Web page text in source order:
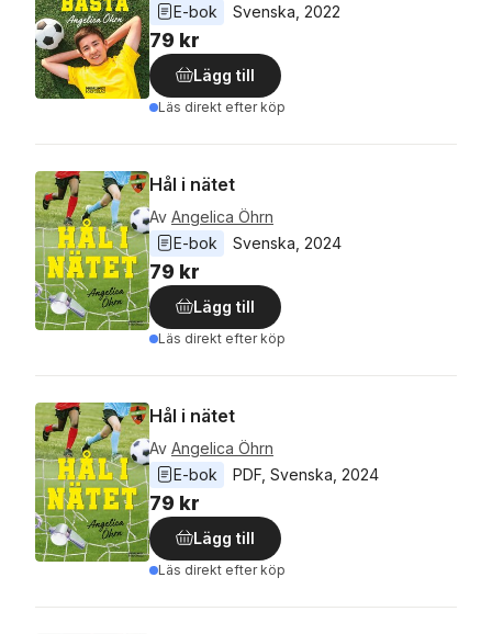
E-bok
Svenska 2022
79 kr
Lägg till
Läs direkt efter köp
Hål i nätet
Av Angelica Öhrn
E-bok
Svenska 2024
79 kr
Lägg till
Läs direkt efter köp
Hål i nätet
Av Angelica Öhrn
E-bok
PDF Svenska 2024
79 kr
Lägg till
Läs direkt efter köp